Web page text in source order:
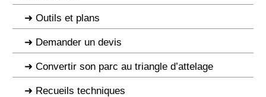
Outils et plans
Demander un devis
Convertir son parc au triangle d’attelage
Recueils techniques